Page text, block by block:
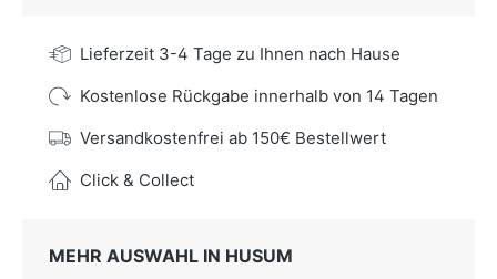
Lieferzeit 3-4 Tage zu Ihnen nach Hause
Kostenlose Rückgabe innerhalb von 14 Tagen
Versandkostenfrei ab 150€ Bestellwert
Click & Collect
MEHR AUSWAHL IN HUSUM